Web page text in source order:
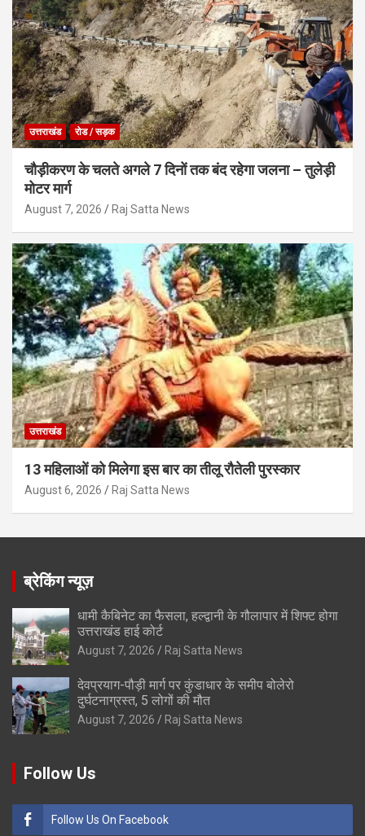
उत्तराखंड रोड / सड़क
चौड़ीकरण के चलते अगले 7 दिनों तक बंद रहेगा जलना – तुलेड़ी
मोटर मार्ग
August 7, 2026 Raj Satta News
उत्तराखंड
13 महिलाओं को मिलेगा इस बार का तीलू रौतेली पुरस्कार
August 6, 2026 Raj Satta News
ब्रेकिंग न्यूज़
धामी कैबिनेट का फैसला, हल्द्वानी के गौलापार में शिफ्ट होगा
उत्तराखंड हाई कोर्ट
August 7, 2026 Raj Satta News
देवप्रयाग-पौड़ी मार्ग पर कुंडाधार के समीप बोलेरो
दुर्घटनाग्रस्त, 5 लोगों की मौत
August 7, 2026 Raj Satta News
Follow Us
Follow Us On Facebook